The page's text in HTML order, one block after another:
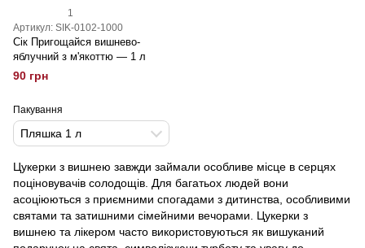
1
Артикул: SIK-0102-1000
Сік Пригощайся вишнево-
яблучний з м'якоттю — 1 л
90 грн
Пакування
Пляшка 1 л
Цукерки з вишнею завжди займали особливе місце в серцях
поціновувачів солодощів. Для багатьох людей вони
асоціюються з приємними спогадами з дитинства, особливими
святами та затишними сімейними вечорами. Цукерки з
вишнею та лікером часто використовуються як вишуканий